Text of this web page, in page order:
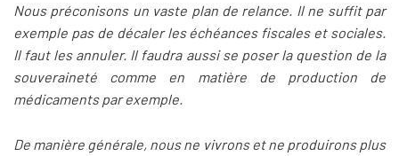
Nous préconisons un vaste plan de relance. Il ne suffit par
exemple pas de décaler les échéances fiscales et sociales.
Il faut les annuler. Il faudra aussi se poser la question de la
souveraineté comme en matière de production de
médicaments par exemple.
De manière générale, nous ne vivrons et ne produirons plus